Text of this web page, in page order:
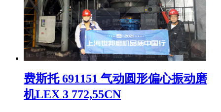
费斯托 691151 气动圆形偏心振动磨
机LEX 3 772,55CN